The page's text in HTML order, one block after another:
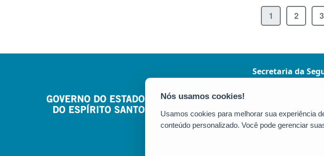
1 2 3
Secretaria da
2355 -
CEP:
Tel.:
Usamos cookies para melhorar sua experiência
conteúdo personalizado. Você pode gerenciar